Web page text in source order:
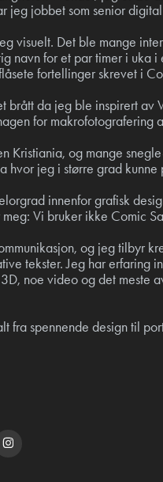
jeg jobbet som senior
visuelt. Det ble mange
navn for et par timer i uka
fortellinger skrevet i
brått da jeg ble inspirert
for makrofotografering
Kristiania, og mange
hvor jeg i større grad
innenfor grafisk
Vi bruker ikke Comic
og jeg tilbyr
tekster. Jeg har erfaring
noe video og det meste
fra spennende design til